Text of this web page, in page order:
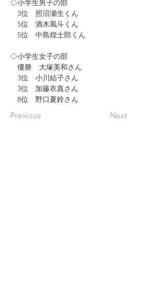
◇小学生男子の部
3位　照沼瀬生くん
5位　酒木風斗くん
5位　中島煌士郎くん
◇小学生女子の部
優勝　大塚美和さん
3位　小川結子さん
3位　加藤衣真さん
8位　野口夏鈴さん
Previous Next